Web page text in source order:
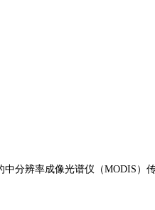
分辨率成像光谱仪（MODIS）